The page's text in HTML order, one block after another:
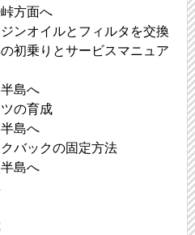
方面へ
ンオイルとフィルタを交換
初乗りとサービスマニュア
島へ
の育成
島へ
バックの固定方法
島へ